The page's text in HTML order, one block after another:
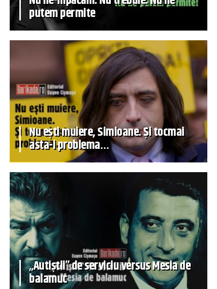
putem permite
Nu ești muiere, Simioane. Și tocmai
asta-i problema…
„Autiștii” de serviciu versus Mesia de
balamuc